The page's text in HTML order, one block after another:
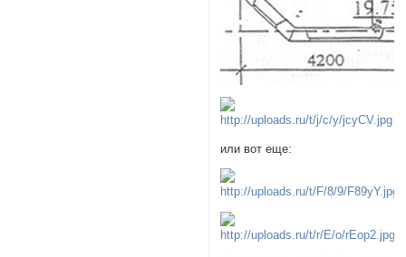
или вот еще: